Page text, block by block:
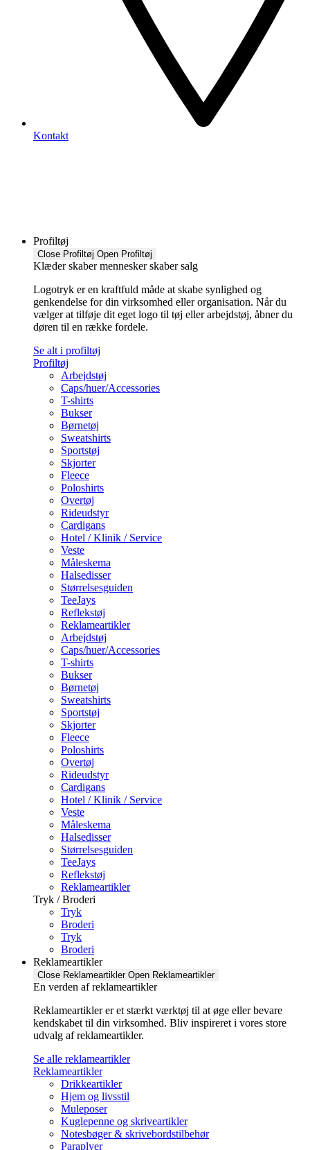
Kontakt
Profiltøj
Close Profiltøj Open Profiltøj
Klæder skaber mennesker skaber salg
Logotryk er en kraftfuld måde at skabe synlighed og
genkendelse for din virksomhed eller organisation. Når du
vælger at tilføje dit eget logo til tøj eller arbejdstøj, åbner du
døren til en række fordele.
Se alt i profiltøj
Profiltøj
Arbejdstøj
Caps/huer/Accessories
T-shirts
Bukser
Børnetøj
Sweatshirts
Sportstøj
Skjorter
Fleece
Poloshirts
Overtøj
Rideudstyr
Cardigans
Hotel / Klinik / Service
Veste
Måleskema
Halsedisser
Størrelsesguiden
TeeJays
Reflekstøj
Reklameartikler
Arbejdstøj
Caps/huer/Accessories
T-shirts
Bukser
Børnetøj
Sweatshirts
Sportstøj
Skjorter
Fleece
Poloshirts
Overtøj
Rideudstyr
Cardigans
Hotel / Klinik / Service
Veste
Måleskema
Halsedisser
Størrelsesguiden
TeeJays
Reflekstøj
Reklameartikler
Tryk / Broderi
Tryk
Broderi
Tryk
Broderi
Reklameartikler
Close Reklameartikler Open Reklameartikler
En verden af reklameartikler ​
Reklameartikler er et stærkt værktøj til at øge eller bevare
kendskabet til din virksomhed. Bliv inspireret i vores store
udvalg af reklameartikler.
Se alle reklameartikler
Reklameartikler
Drikkeartikler
Hjem og livsstil
Muleposer
Kuglepenne og skriveartikler
Notesbøger & skrivebordstilbehør
Paraplyer